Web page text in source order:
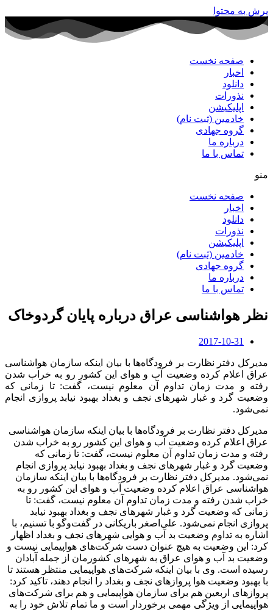
پرش به محتوا
صفحه نخست
اخبار
دانلود
نذورات
اپلیکیشن
خادمین (ثبت نام)
گروه جهادی
درباره ما
تماس با ما
منو
صفحه نخست
اخبار
دانلود
نذورات
اپلیکیشن
خادمین (ثبت نام)
گروه جهادی
درباره ما
تماس با ما
نظر هواشناسی عراق درباره پایان گردوخاک
2017-10-31
مدیرکل دفتر نظارت بر فرودگاه‌ها با بیان اینکه سازمان هواشناسی
عراق اعلام کرده وضعیت آب و هوای این کشور رو به خراب شدن
رفته و مدت زمان تداوم آن معلوم نیست، گفت: تا زمانی که
وضعیت گرد و غبار شهرهای نجف و بغداد بهبود نیابد پروازی انجام
نمی‌شود.
مدیرکل دفتر نظارت بر فرودگاه‌ها با بیان اینکه سازمان هواشناسی
عراق اعلام کرده وضعیت آب و هوای این کشور رو به خراب شدن
رفته و مدت زمان تداوم آن معلوم نیست، گفت: تا زمانی که
وضعیت گرد و غبار شهرهای نجف و بغداد بهبود نیابد پروازی انجام
نمی‌شود. مدیرکل دفتر نظارت بر فرودگاه‌ها با بیان اینکه سازمان
هواشناسی عراق اعلام کرده وضعیت آب و هوای این کشور رو به
خراب شدن رفته و مدت زمان تداوم آن معلوم نیست، گفت: تا
زمانی که وضعیت گرد و غبار شهرهای نجف و بغداد بهبود نیابد
پروازی انجام نمی‌شود. علی‌اصغر باریکانی در گفت‌وگو با تسنیم، با
اشاره به تداوم وضعیت بد آب و هوایی شهرهای نجف و بغداد اظهار
کرد: این وضعیت به هیچ عنوان دست شرکت‌های هواپیمایی نیست و
وضعیت بد آب و هوای عراق به شهرهای کشورمان از جمله آبادان
رسیده است. وی با بیان اینکه شرکت‌های هواپیمایی منتظر هستند تا
با بهبود وضعیت هوا پروازهای نجف و بغداد را انجام دهند، تاکید کرد:
پروازهای اربعین هم برای سازمان هواپیمایی و هم برای شرکت‌های
هواپیمایی از ویژگی مهمی برخوردار است و ما تمام تلاش خود را به